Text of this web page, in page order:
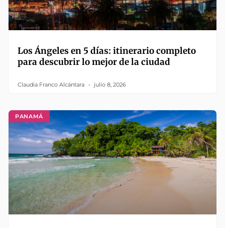
Los Ángeles en 5 días: itinerario completo
para descubrir lo mejor de la ciudad
Claudia Franco Alcántara julio 8, 2026
PANAMÁ